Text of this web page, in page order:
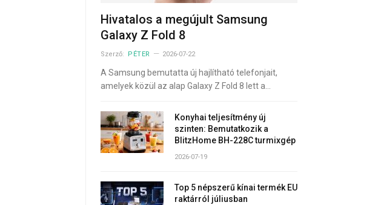
Hivatalos a megújult Samsung
Galaxy Z Fold 8
Szerző: PÉTER 2026-07-22
A Samsung bemutatta új hajlítható telefonjait,
amelyek közül az alap Galaxy Z Fold 8 lett a…
Konyhai teljesítmény új
szinten: Bemutatkozik a
BlitzHome BH-228C turmixgép
2026-07-19
Top 5 népszerű kínai termék EU
raktárról júliusban